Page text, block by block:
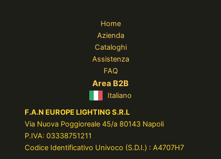
Home
Azienda
Cataloghi
Assistenza
FAQ
Area B2B
Italiano
F.A.N EUROPE LIGHTING S.R.L
Via Nuova Poggioreale 45/a 80143 Napoli
P.IVA: 03338751211
Codice Identificativo Univoco (S.D.I.) : A4707H7